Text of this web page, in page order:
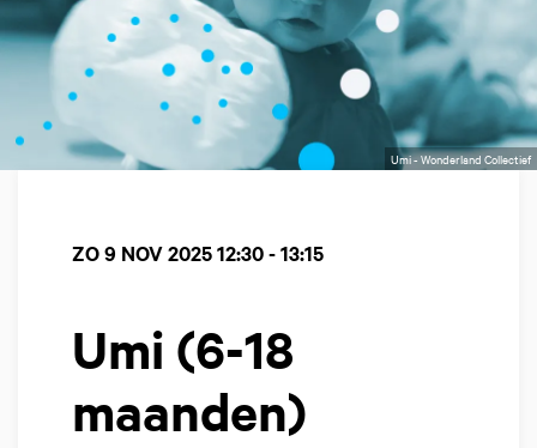
Umi - Wonderland Collectief
Umi (6-18
maanden)
ZO 9 NOV 202512:30 - 13:15